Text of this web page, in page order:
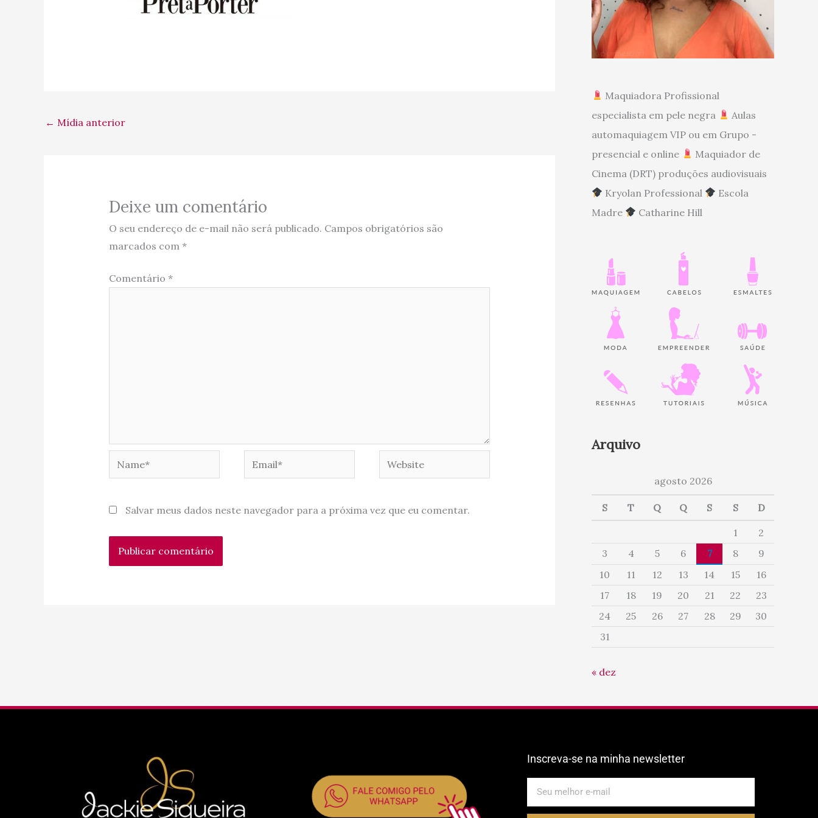
← Mídia anterior
Deixe um comentário
O seu endereço de e-mail não será publicado. Campos obrigatórios são
marcados com *
Comentário *
Website
Salvar meus dados neste navegador para a próxima vez que eu comentar.
Maquiadora Profissional
especialista em pele negra
Aulas
automaquiagem VIP ou em Grupo -
presencial e online
Maquiador de
Cinema (DRT) produções audiovisuais
Kryolan Professional
Escola
Madre
Catharine Hill
Arquivo
agosto 2026
S T Q Q S S D
1
2
3
4 5 6 7 8
9
10
11 12 13 14 15
16
17
18 19 20 21 22
23
24
25 26 27 28 29
30
31
« dez
Inscreva-se na minha newsletter